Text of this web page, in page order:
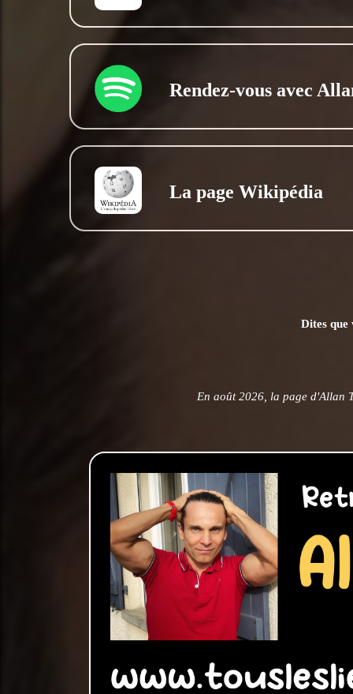
Rendez-vous avec
La page Wikipédia
Dites que
En août 2026, la page d'Allan